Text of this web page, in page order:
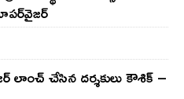
లాంచ్ చేసిన‌ దర్శకులు కౌశిక్ –